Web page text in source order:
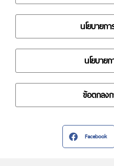
นโยบายก
นโยบาย
ข้อตกลงก
Facebook